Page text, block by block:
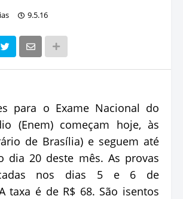
9.5.16
para o Exame Nacional do
(Enem) começam hoje, às
de Brasília) e seguem até
dia 20 deste mês. As provas
nos dias 5 e 6 de
taxa é de R$ 68. São isentos